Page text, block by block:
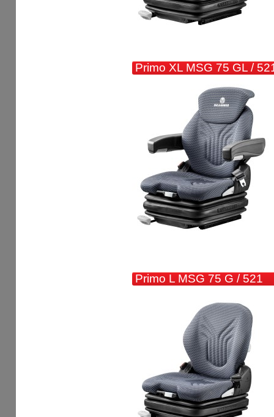
Primo XL MSG 75 GL /
Primo L MSG 75 G / 521